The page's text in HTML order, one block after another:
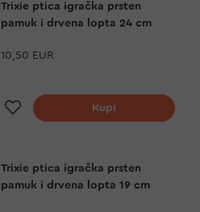
Trixie ptica igračka prsten
pamuk i drvena lopta 24 cm
10,50 EUR
Dodaj na listu želja
Kupi
Trixie ptica igračka prsten
pamuk i drvena lopta 19 cm